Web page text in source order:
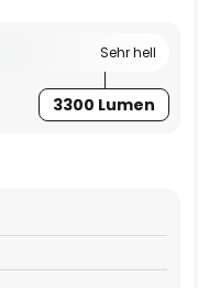
Sehr hell
3300 Lumen